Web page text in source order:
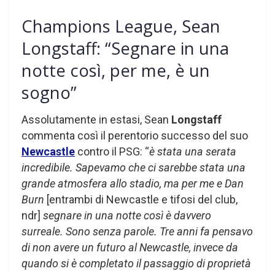
Champions League, Sean
Longstaff: “Segnare in una
notte così, per me, è un
sogno”
Assolutamente in estasi, Sean Longstaff
commenta così il perentorio successo del suo
Newcastle contro il PSG: “è stata una serata
incredibile. Sapevamo che ci sarebbe stata una
grande atmosfera allo stadio, ma per me e Dan
Burn [entrambi di Newcastle e tifosi del club,
ndr] segnare in una notte così è davvero
surreale. Sono senza parole. Tre anni fa pensavo
di non avere un futuro al Newcastle, invece da
quando si è completato il passaggio di proprietà